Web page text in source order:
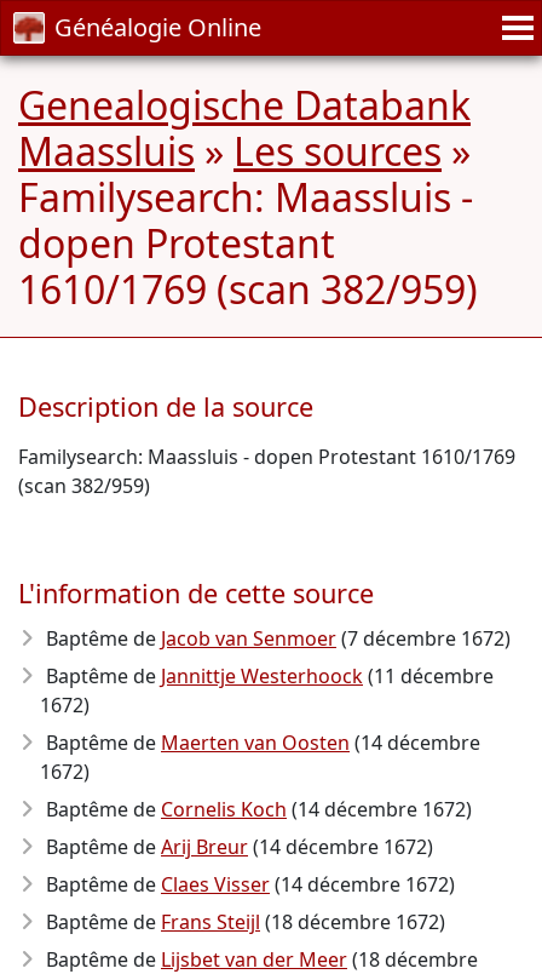
Généalogie Online
Genealogische Databank
Maassluis » Les sources »
Familysearch: Maassluis -
dopen Protestant
1610/1769 (scan 382/959)
Description de la source
Familysearch: Maassluis - dopen Protestant 1610/1769
(scan 382/959)
L'information de cette source
Baptême de Jacob van Senmoer(7 décembre 1672)
Baptême de Jannittje Westerhoock(11 décembre
1672)
Baptême de Maerten van Oosten (14 décembre
1672)
Baptême de Cornelis Koch (14 décembre 1672)
Baptême deArij Breur(14 décembre 1672)
Baptême de Claes Visser(14 décembre 1672)
Baptême de Frans Steijl (18 décembre 1672)
Baptême de Lijsbet van der Meer(18 décembre